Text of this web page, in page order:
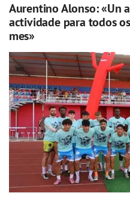
Aurentino Alonso: «Un
actividade para todos
mes»